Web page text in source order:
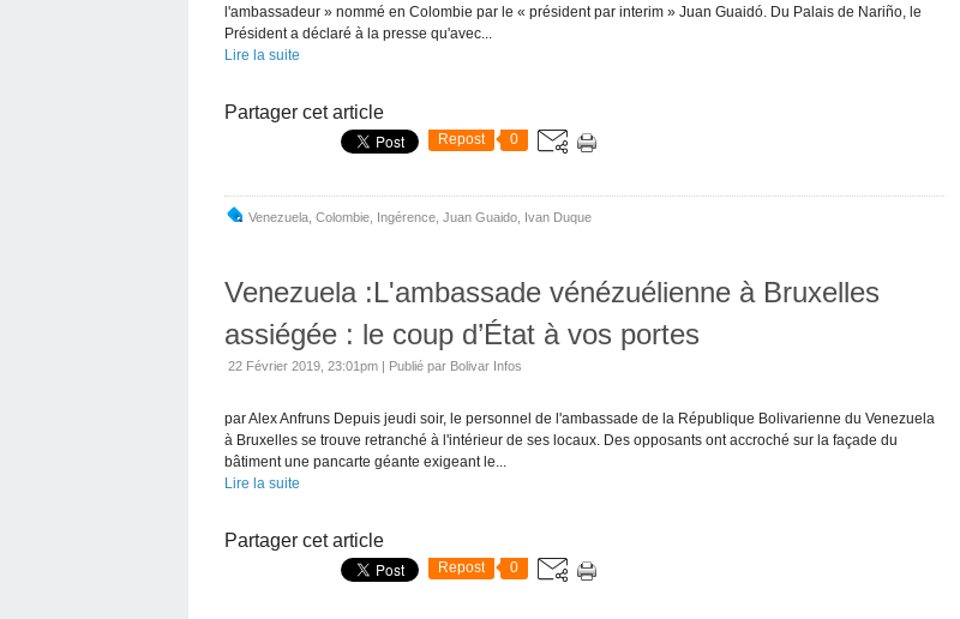
l'ambassadeur » nommé en Colombie par le « président par interim » Juan Guaidó. Du Palais de Nariño, le
Président a déclaré à la presse qu'avec...
Lire la suite
Partager cet article
Repost 0
Venezuela Colombie Ingérence Juan Guaido Ivan Duque
Venezuela :L'ambassade vénézuélienne à Bruxelles
assiégée : le coup d’État à vos portes
22 Février 2019, 23:01pm | Publié par Bolivar Infos
par Alex Anfruns Depuis jeudi soir, le personnel de l'ambassade de la République Bolivarienne du Venezuela
à Bruxelles se trouve retranché à l'intérieur de ses locaux. Des opposants ont accroché sur la façade du
bâtiment une pancarte géante exigeant le...
Lire la suite
Partager cet article
Repost 0